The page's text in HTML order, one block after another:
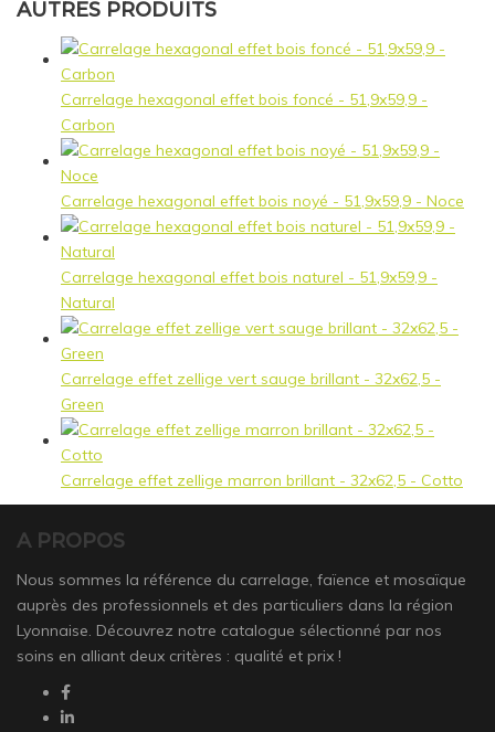
AUTRES PRODUITS
Carrelage hexagonal effet bois foncé - 51,9x59,9 -
Carbon
Carrelage hexagonal effet bois noyé - 51,9x59,9 - Noce
Carrelage hexagonal effet bois naturel - 51,9x59,9 -
Natural
Carrelage effet zellige vert sauge brillant - 32x62,5 -
Green
Carrelage effet zellige marron brillant - 32x62,5 - Cotto
A PROPOS
Nous sommes la référence du carrelage, faïence et mosaïque
auprès des professionnels et des particuliers dans la région
Lyonnaise. Découvrez notre catalogue sélectionné par nos
soins en alliant deux critères : qualité et prix !